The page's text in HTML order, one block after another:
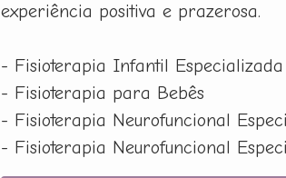
experiência positiva e prazerosa.
- Fisioterapia Infantil Especializada
- Fisioterapia para Bebês
- Fisioterapia Neurofuncional
- Fisioterapia Neurofuncional